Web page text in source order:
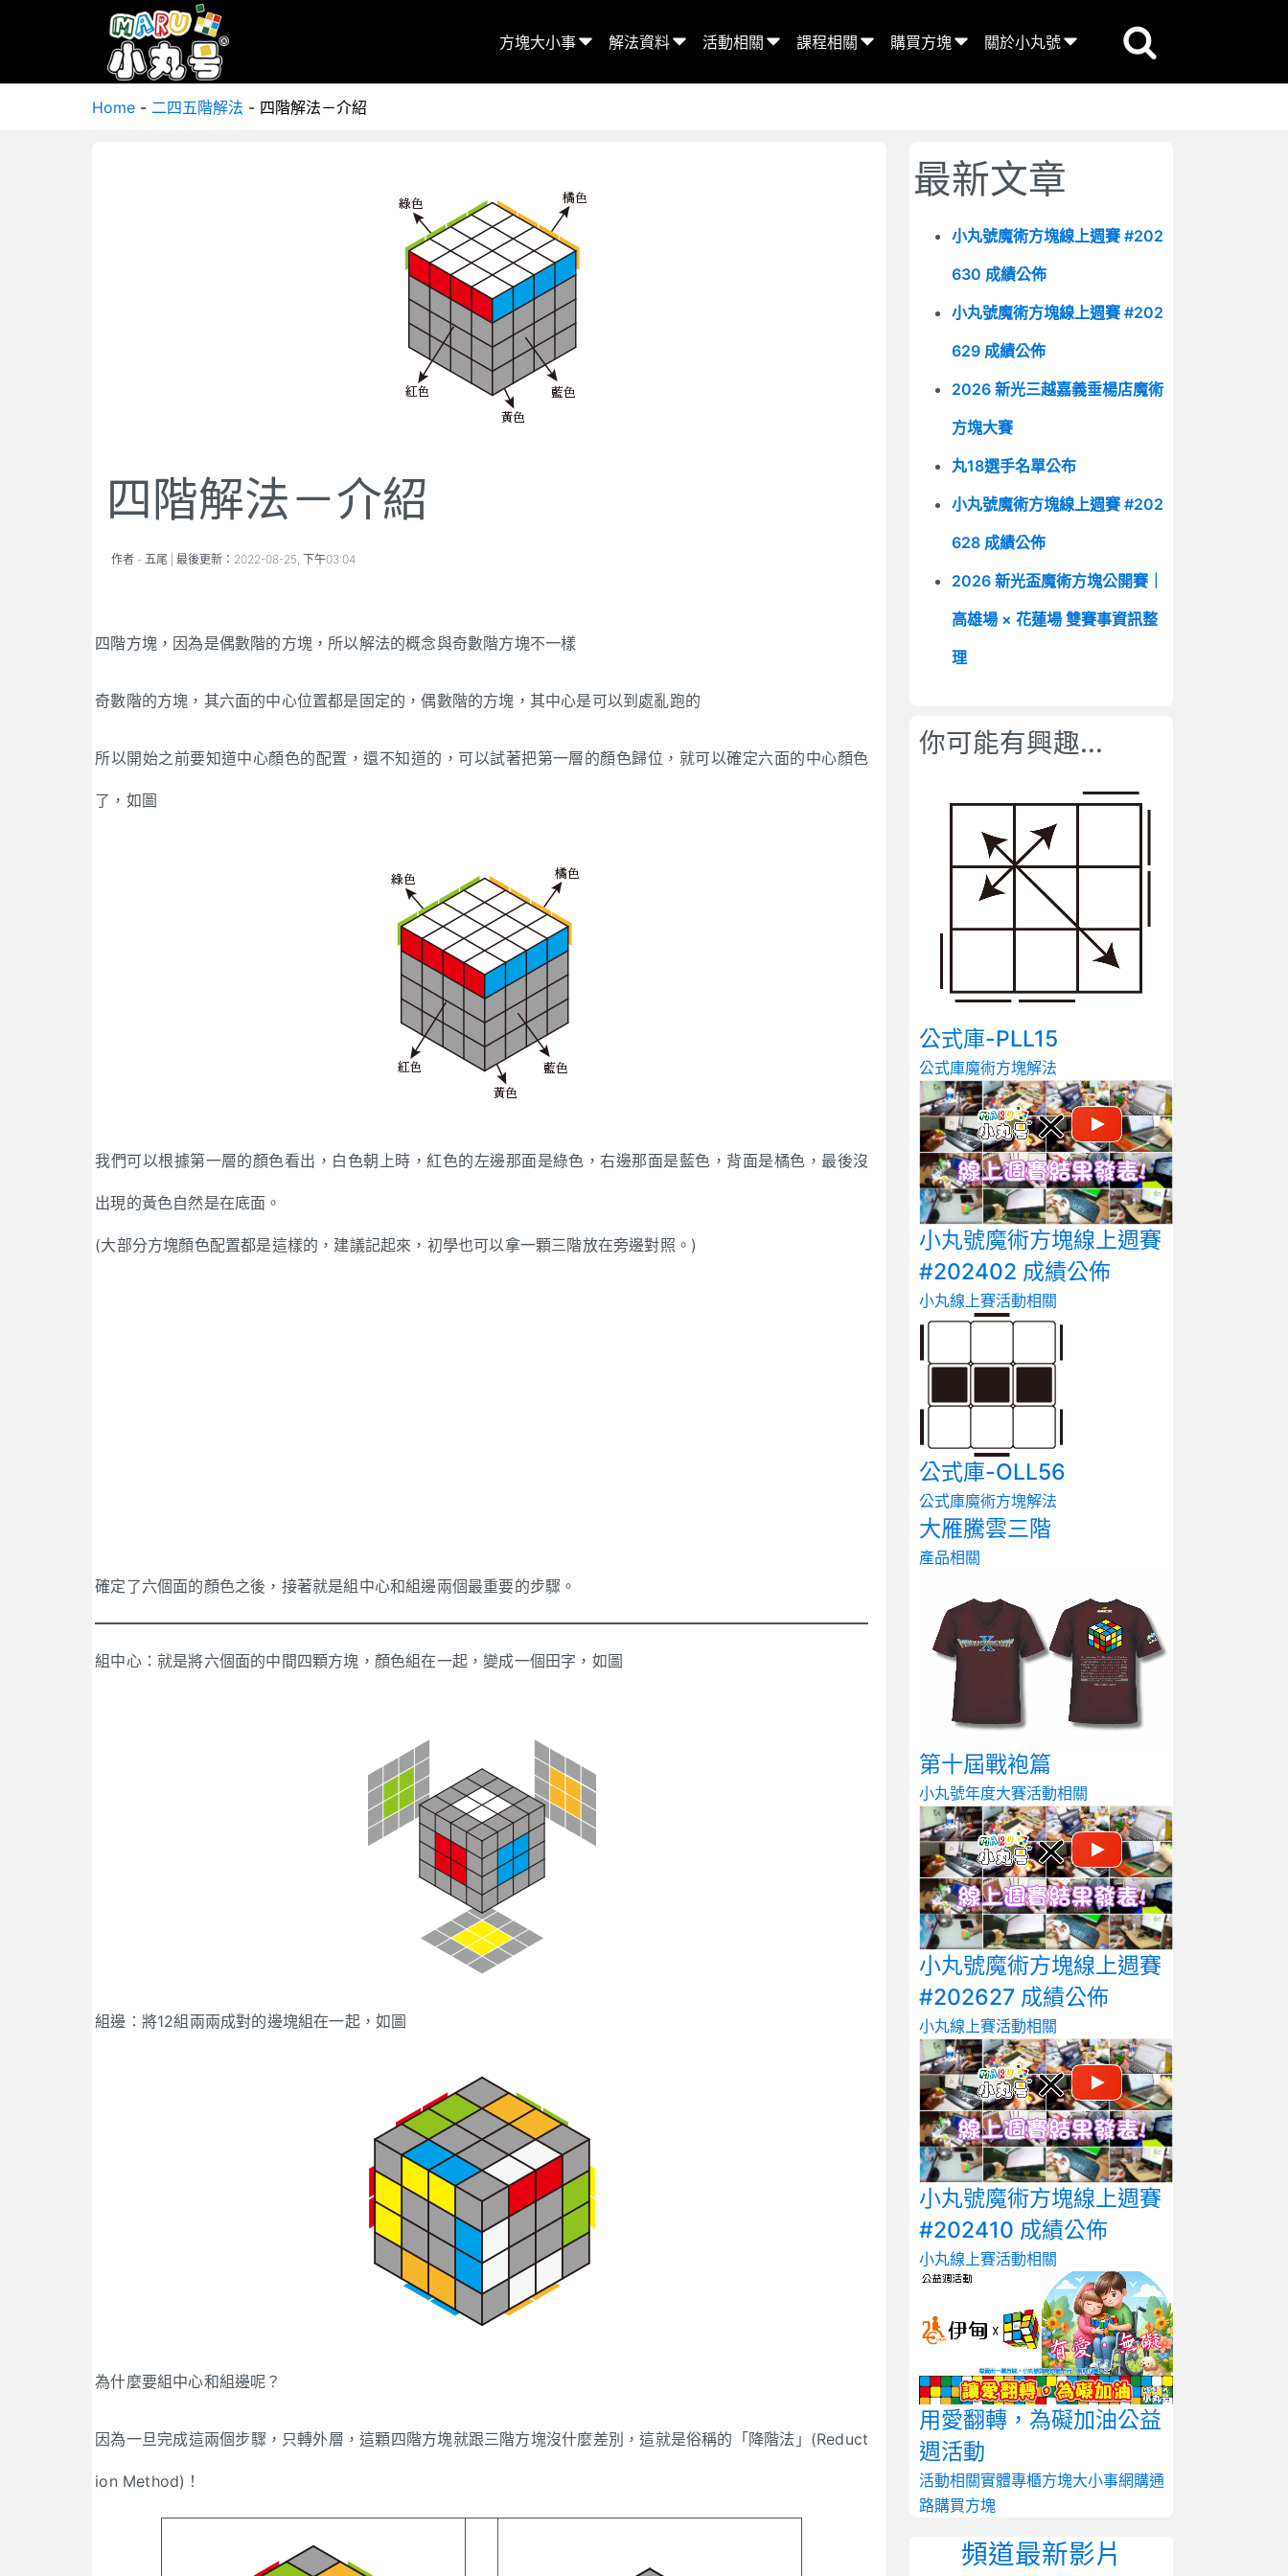
方塊大小事 解法資料 活動相關 課程相關 購買方塊 關於小丸號
Home - 二四五階解法 - 四階解法－介紹
四階解法－介紹
作者 - 五尾 | 最後更新： 2022-08-25, 下午03:04
四階方塊，因為是偶數階的方塊，所以解法的概念與奇數階方塊不一樣
奇數階的方塊，其六面的中心位置都是固定的，偶數階的方塊，其中心是可以到處亂跑的
所以開始之前要知道中心顏色的配置，還不知道的，可以試著把第一層的顏色歸位，就可以確定六面的中心顏色
了，如圖
我們可以根據第一層的顏色看出，白色朝上時，紅色的左邊那面是綠色，右邊那面是藍色，背面是橘色，最後沒
出現的黃色自然是在底面。
(大部分方塊顏色配置都是這樣的，建議記起來，初學也可以拿一顆三階放在旁邊對照。)
確定了六個面的顏色之後，接著就是組中心和組邊兩個最重要的步驟。
組中心：就是將六個面的中間四顆方塊，顏色組在一起，變成一個田字，如圖
組邊：將12組兩兩成對的邊塊組在一起，如圖
為什麼要組中心和組邊呢？
因為一旦完成這兩個步驟，只轉外層，這顆四階方塊就跟三階方塊沒什麼差別，這就是俗稱的「降階法」(Reduct
ion Method)！
最新文章
小丸號魔術方塊線上週賽 #202
630 成績公佈
小丸號魔術方塊線上週賽 #202
629 成績公佈
2026 新光三越嘉義垂楊店魔術
方塊大賽
丸18選手名單公布
小丸號魔術方塊線上週賽 #202
628 成績公佈
2026 新光盃魔術方塊公開賽｜
高雄場 × 花蓮場 雙賽事資訊整
理
你可能有興趣...
公式庫-PLL15
公式庫魔術方塊解法
小丸號魔術方塊線上週賽
#202402 成績公佈
小丸線上賽活動相關
公式庫-OLL56
公式庫魔術方塊解法
大雁騰雲三階
產品相關
第十屆戰袍篇
小丸號年度大賽活動相關
小丸號魔術方塊線上週賽
#202627 成績公佈
小丸線上賽活動相關
小丸號魔術方塊線上週賽
#202410 成績公佈
小丸線上賽活動相關
用愛翻轉，為礙加油公益
週活動
活動相關實體專櫃方塊大小事網購通
路購買方塊
頻道最新影片